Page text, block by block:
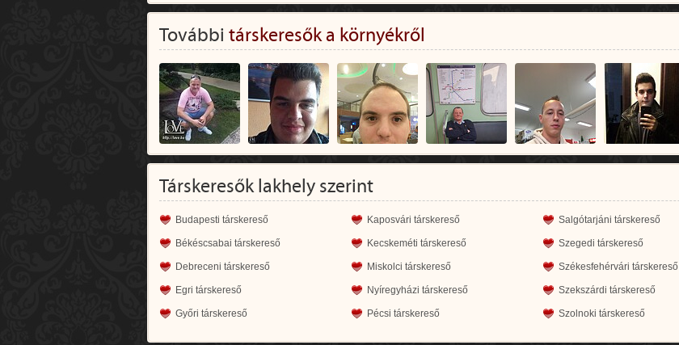
További társkeresők a környékről
Társkeresők lakhely szerint
Budapesti társkereső Kaposvári társkereső Salgótarjáni társkereső
Békéscsabai társkereső Kecskeméti társkereső Szegedi társkereső
Debreceni társkereső Miskolci társkereső Székesfehérvári társkereső
Egri társkereső Nyíregyházi társkereső Szekszárdi társkereső
Győri társkereső Pécsi társkereső Szolnoki társkereső